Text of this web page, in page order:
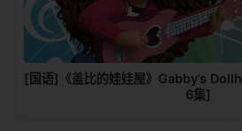
[国语]《盖比的娃娃屋》Gabby’s
6集]